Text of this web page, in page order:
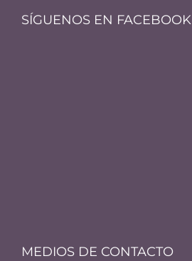
SÍGUENOS EN FACEBOOK
MEDIOS DE CONTACTO